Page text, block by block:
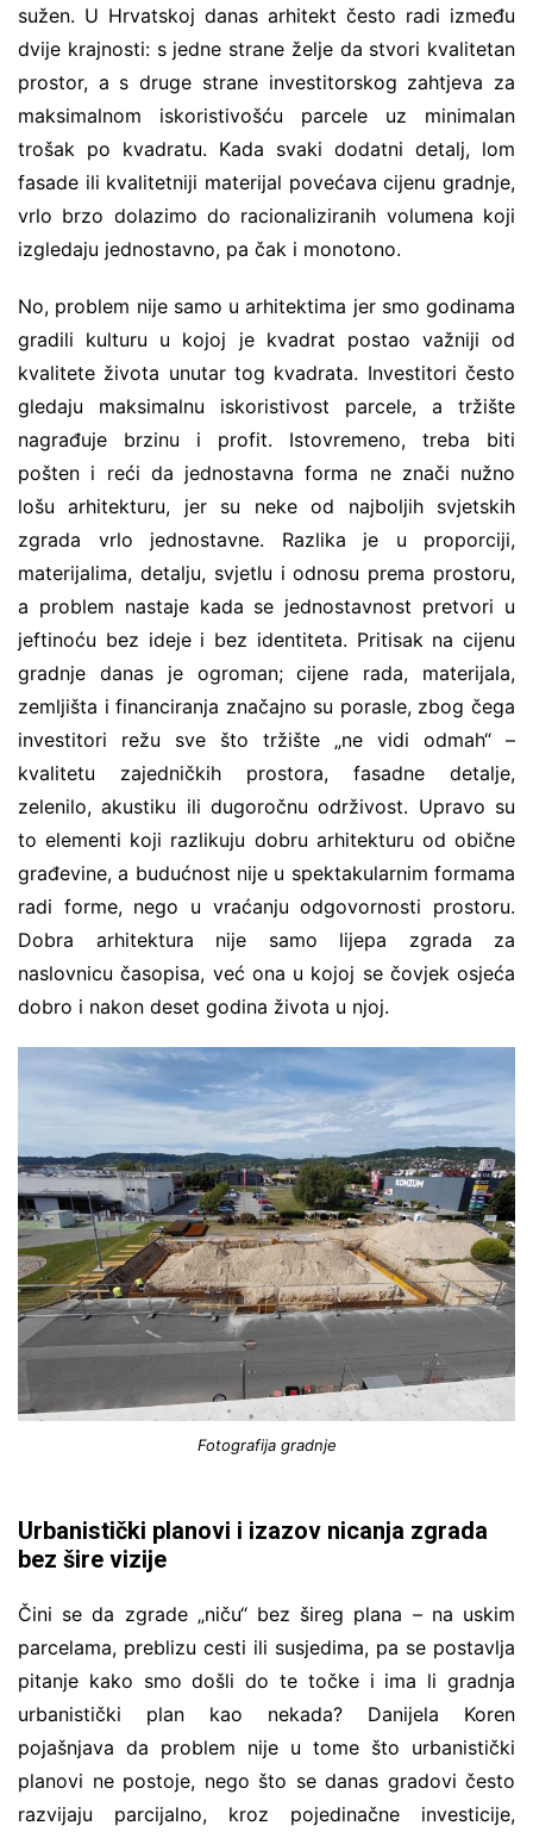
sužen. U Hrvatskoj danas arhitekt često radi između
dvije krajnosti: s jedne strane želje da stvori kvalitetan
prostor, a s druge strane investitorskog zahtjeva za
maksimalnom iskoristivošću parcele uz minimalan
trošak po kvadratu. Kada svaki dodatni detalj, lom
fasade ili kvalitetniji materijal povećava cijenu gradnje,
vrlo brzo dolazimo do racionaliziranih volumena koji
izgledaju jednostavno, pa čak i monotono.
No, problem nije samo u arhitektima jer smo godinama
gradili kulturu u kojoj je kvadrat postao važniji od
kvalitete života unutar tog kvadrata. Investitori često
gledaju maksimalnu iskoristivost parcele, a tržište
nagrađuje brzinu i profit. Istovremeno, treba biti
pošten i reći da jednostavna forma ne znači nužno
lošu arhitekturu, jer su neke od najboljih svjetskih
zgrada vrlo jednostavne. Razlika je u proporciji,
materijalima, detalju, svjetlu i odnosu prema prostoru,
a problem nastaje kada se jednostavnost pretvori u
jeftinoću bez ideje i bez identiteta. Pritisak na cijenu
gradnje danas je ogroman; cijene rada, materijala,
zemljišta i financiranja značajno su porasle, zbog čega
investitori režu sve što tržište „ne vidi odmah“ –
kvalitetu zajedničkih prostora, fasadne detalje,
zelenilo, akustiku ili dugoročnu održivost. Upravo su
to elementi koji razlikuju dobru arhitekturu od obične
građevine, a budućnost nije u spektakularnim formama
radi forme, nego u vraćanju odgovornosti prostoru.
Dobra arhitektura nije samo lijepa zgrada za
naslovnicu časopisa, već ona u kojoj se čovjek osjeća
dobro i nakon deset godina života u njoj.
Fotografija gradnje
Urbanistički planovi i izazov nicanja zgrada
bez šire vizije
Čini se da zgrade „niču“ bez šireg plana – na uskim
parcelama, preblizu cesti ili susjedima, pa se postavlja
pitanje kako smo došli do te točke i ima li gradnja
urbanistički plan kao nekada? Danijela Koren
pojašnjava da problem nije u tome što urbanistički
planovi ne postoje, nego što se danas gradovi često
razvijaju parcijalno, kroz pojedinačne investicije,